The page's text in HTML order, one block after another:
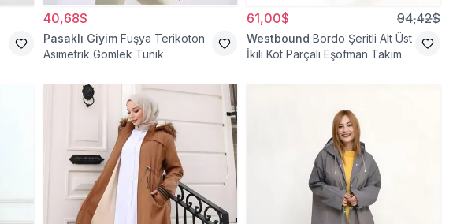
40,68$
Pasaklı Giyim Fuşya Terikoton
Asimetrik Gömlek Tunik
61,00$ 94,42$
Westbound Bordo Şeritli Alt Üst
İkili Kot Parçalı Eşofman Takım